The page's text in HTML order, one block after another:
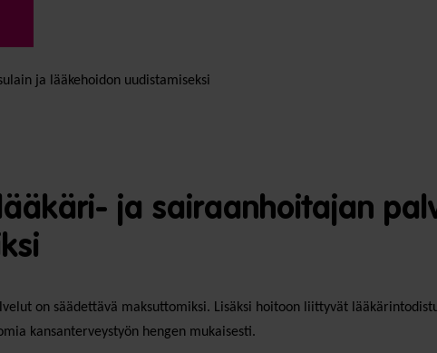
ja lääkehoidon uudistamiseksi
ja sairaanhoitajan
on säädettävä maksuttomiksi. Lisäksi hoitoon liittyvät
kansanterveystyön hengen mukaisesti.